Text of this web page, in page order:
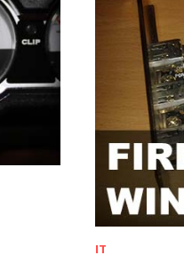
IT